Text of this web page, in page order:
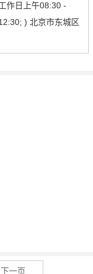
作日上午08:30 -
) 北京市东城区
下一页